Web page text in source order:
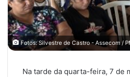
Fotos: Silvestre de Castro - Assecom /
Na tarde da quarta-feira, 7 de